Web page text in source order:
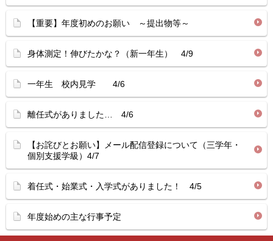
【重要】年度初めのお願い ～提出物等～
身体測定！伸びたかな？（新一年生） 4/9
一年生 校内見学 4/6
離任式がありました… 4/6
【お詫びとお願い】メール配信登録について（三学年・
個別支援学級）4/7
着任式・始業式・入学式がありました！ 4/5
年度始めの主な行事予定